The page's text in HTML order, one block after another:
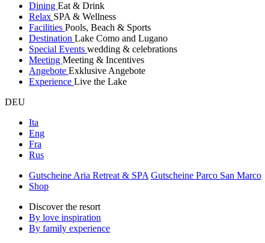
Dining Eat & Drink
Relax SPA & Wellness
Facilities Pools, Beach & Sports
Destination Lake Como and Lugano
Special Events wedding & celebrations
Meeting Meeting & Incentives
Angebote Exklusive Angebote
Experience Live the Lake
DEU
Ita
Eng
Fra
Rus
Gutscheine Aria Retreat & SPA Gutscheine Parco San Marco
Shop
Discover the resort
By love inspiration
By family experience